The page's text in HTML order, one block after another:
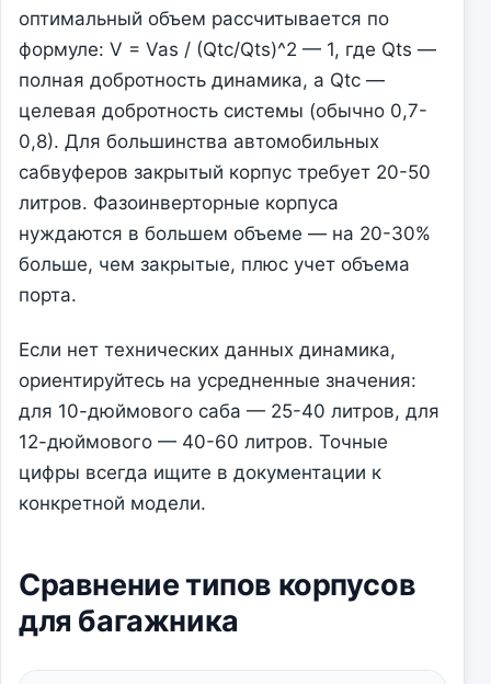
оптимальный объем рассчитывается по
формуле: V = Vas / (Qtc/Qts)^2 — 1, где Qts —
полная добротность динамика, а Qtc —
целевая добротность системы (обычно 0,7-
0,8). Для большинства автомобильных
сабвуферов закрытый корпус требует 20-50
литров. Фазоинверторные корпуса
нуждаются в большем объеме — на 20-30%
больше, чем закрытые, плюс учет объема
порта.
Если нет технических данных динамика,
ориентируйтесь на усредненные значения:
для 10-дюймового саба — 25-40 литров, для
12-дюймового — 40-60 литров. Точные
цифры всегда ищите в документации к
конкретной модели.
Сравнение типов корпусов
для багажника